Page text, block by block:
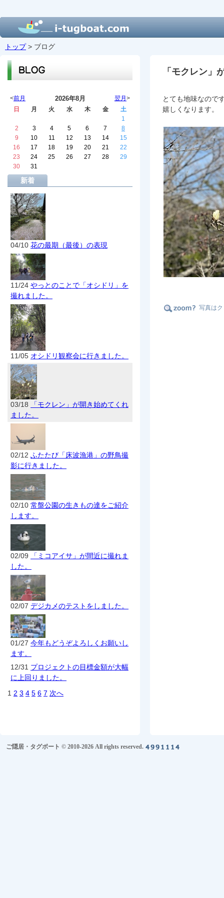
トップ> ブログ
翌月 >
<前月 2026年8月
日 月 火 水 木 金
土
1
2
3 4 5 6 7
8
9
10 11 12 13 14
15
16
17 18 19 20 21
22
23
24 25 26 27 28
29
30
31
新着
04/10 花の最期（最後）の表現
11/24 やっとのことで「オシドリ」を
撮れました。
11/05 オシドリ観察会に行きました。
03/18
「モクレン」が開き始めてくれ
ました。
02/12 ふたたび「床波漁港」の野鳥撮
影に行きました。
02/10 常盤公園の生きもの達をご紹介
します。
02/09
「ミコアイサ」が間近に撮れま
した。
02/07 デジカメのテストをしました。
01/27 今年もどうぞよろしくお願いし
ます。
12/31 プロジェクトの目標金額が大幅
に上回りました。
1 2 3 4 5 6 7 次へ
「モクレン」
とても地味なので
嬉しくなります。
写真は
ご隠居・タグボート © 2010-2026 All rights reserved.